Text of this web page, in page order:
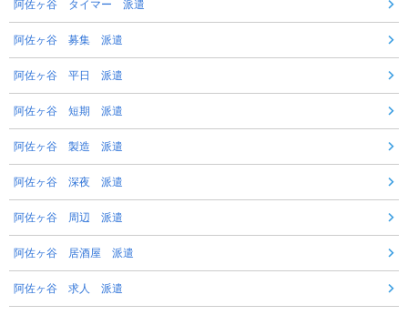
阿佐ヶ谷 タイマー 派遣
阿佐ヶ谷 募集 派遣
阿佐ヶ谷 平日 派遣
阿佐ヶ谷 短期 派遣
阿佐ヶ谷 製造 派遣
阿佐ヶ谷 深夜 派遣
阿佐ヶ谷 周辺 派遣
阿佐ヶ谷 居酒屋 派遣
阿佐ヶ谷 求人 派遣